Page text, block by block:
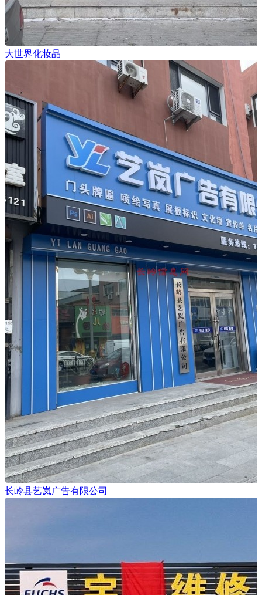
大世界化妆品
长岭县艺岚广告有限公司